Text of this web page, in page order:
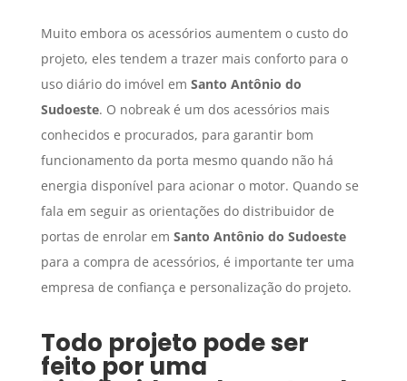
Muito embora os acessórios aumentem o custo do
projeto, eles tendem a trazer mais conforto para o
uso diário do imóvel em Santo Antônio do
Sudoeste. O nobreak é um dos acessórios mais
conhecidos e procurados, para garantir bom
funcionamento da porta mesmo quando não há
energia disponível para acionar o motor. Quando se
fala em seguir as orientações do distribuidor de
portas de enrolar em Santo Antônio do Sudoeste
para a compra de acessórios, é importante ter uma
empresa de confiança e personalização do projeto.
Todo projeto pode ser
feito por uma